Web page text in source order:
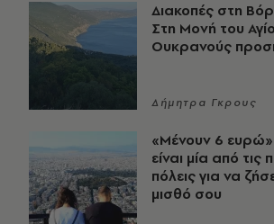
Διακοπές στη
Στη Μονή του
Ουκρανούς
Δήμητρα Γκρους
«Μένουν 6 ευρώ»:
είναι μία από τις
πόλεις για να
μισθό σου